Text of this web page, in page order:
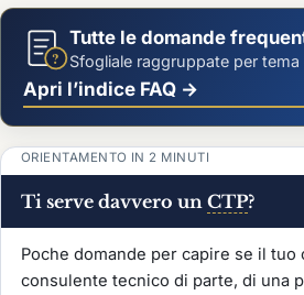
?
Tutte le domande
Sfogliale raggruppate per
Apri l’indice FAQ →
ORIENTAMENTO IN 2 MINUTI
Ti serve davvero un CTP?
Poche domande per capire se il tuo
consulente tecnico di parte, di una